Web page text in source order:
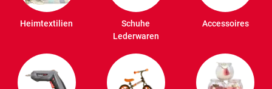
Heimtextilien
Schuhe
Lederwaren
Accessoires